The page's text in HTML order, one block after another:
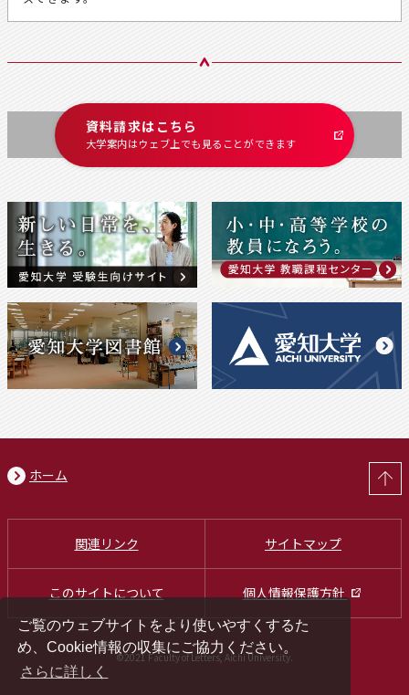
ご覧のウェブサイトをより使いやすくするた
め、Cookie情報の収集にご協力ください。
さらに詳しく
資料請求はこちら
大学案内はウェブ上でも 見ることができます
ホーム
関連リンク サイトマップ
このサイトについて 個人情報保護方針
©2021 Faculty of Letters, Aichi University.